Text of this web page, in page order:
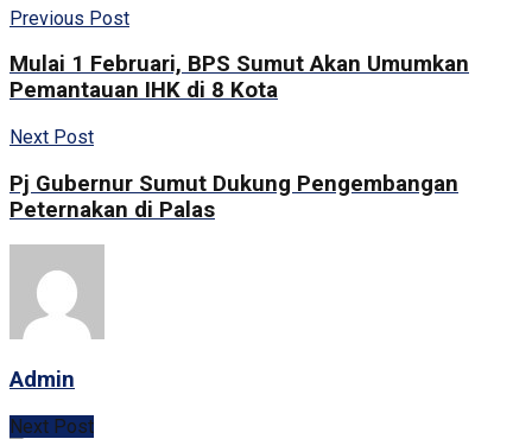
Previous Post
Mulai 1 Februari, BPS Sumut Akan Umumkan
Pemantauan IHK di 8 Kota
Next Post
Pj Gubernur Sumut Dukung Pengembangan
Peternakan di Palas
Admin
Next Post